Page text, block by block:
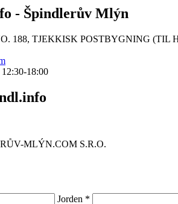
- Špindlerův Mlýn
188, TJEKKISK POSTBYGNING
18:00
MLÝN.COM S.R.O.
Jorden *